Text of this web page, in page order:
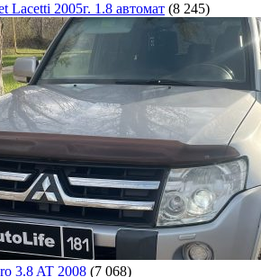
Lacetti 2005г. 1.8 автомат (8 245)
3.8 AT 2008 (7 068)